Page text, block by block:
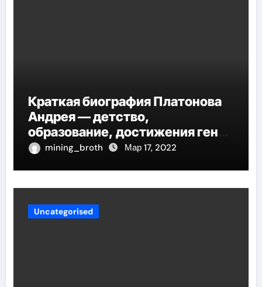
Краткая биография Платонова
Андрея — детство,
образование, достижения гения
русской литературы
mining_broth Мар 17, 2022
Uncategorised